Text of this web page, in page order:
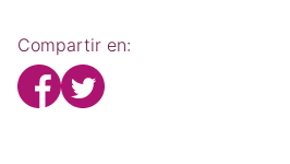
Compartir en: